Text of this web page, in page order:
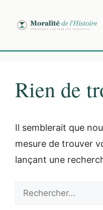
contenu
Rien de
Il semblerait que
mesure de trouver
lançant une
Rechercher :